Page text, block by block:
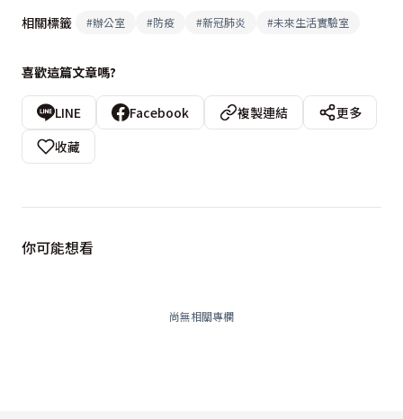
相關標籤 #辦公室 #防疫 #新冠肺炎 #未來生活實驗室
喜歡這篇文章嗎?
LINE Facebook 複製連結
更多
收藏
你可能想看
尚無相關專欄